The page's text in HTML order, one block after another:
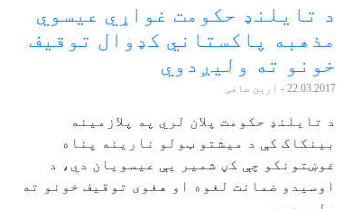
د تایلنډ حکومت غواړي عیسوي
مذهبه پاکستاني کډوال توقیف
خونو ته ولیږدوي
22.03.2017 - آرین صافی
د تایلنډ حکومت پلان لري په پلازمینه
بینکاک کې د میشتو ټولو نارینه پناه
غوښتونکو چې کڼ شمیر یې عیسویان دي، د
اوسیدو ضمانت لغوه او هغوی توقیف خونو ته